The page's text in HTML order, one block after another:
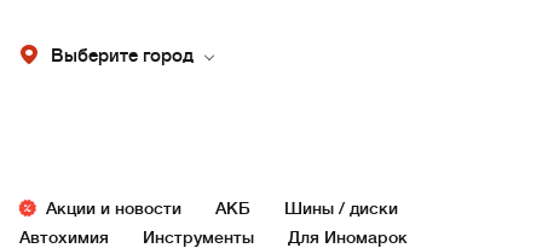
Выберите город
Акции и новости АКБ
Шины / диски
Автохимия
Инструменты
Для Иномарок